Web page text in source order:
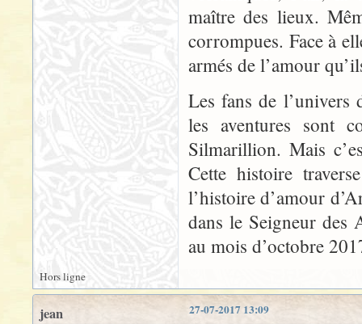
maître des lieux.
corrompues. Face à
armés de l’amour
Les fans de l’univers
les aventures sont
Silmarillion. Mais
Cette histoire
l’histoire d’amour
dans le Seigneur des
au mois d’octobre
Hors ligne
27-07-2017 13:09
jean